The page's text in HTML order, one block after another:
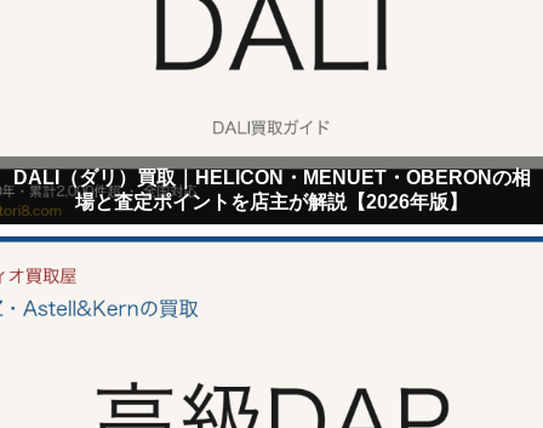
DALI（ダリ）買取｜HELICON・MENUET・OBERONの相
場と査定ポイントを店主が解説【2026年版】